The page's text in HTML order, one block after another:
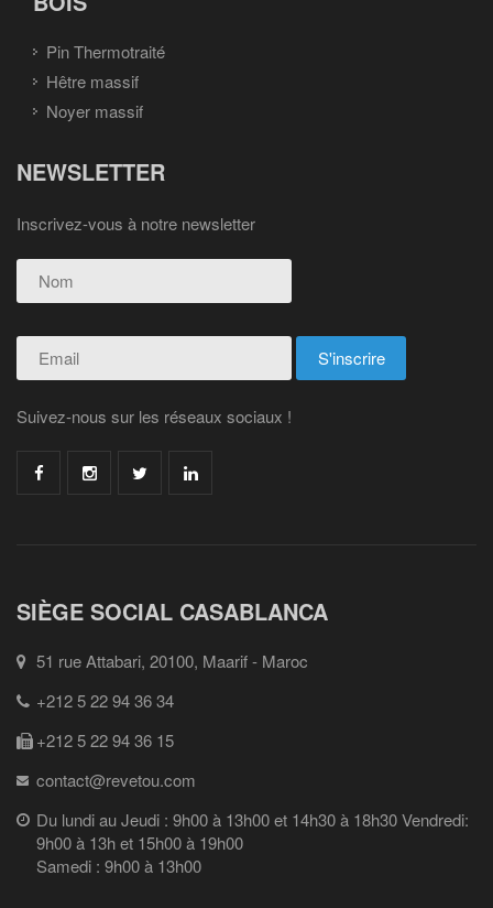
Pin Thermotraité
Hêtre massif
Noyer massif
NEWSLETTER
Inscrivez-vous à notre newsletter
Suivez-nous sur les réseaux sociaux !
SIÈGE SOCIAL CASABLANCA
51 rue Attabari, 20100, Maarif - Maroc
+212 5 22 94 36 34
+212 5 22 94 36 15
contact@revetou.com
Du lundi au Jeudi : 9h00 à 13h00 et 14h30 à 18h30 Vendredi:
9h00 à 13h et 15h00 à 19h00
Samedi : 9h00 à 13h00